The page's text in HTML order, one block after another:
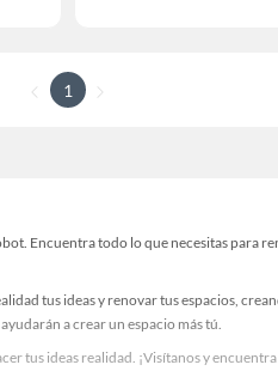
1
Encuentra todo lo que necesitas para
tus ideas y renovar tus espacios,
a crear un espacio más tú.
tus ideas realidad. ¡Visítanos y